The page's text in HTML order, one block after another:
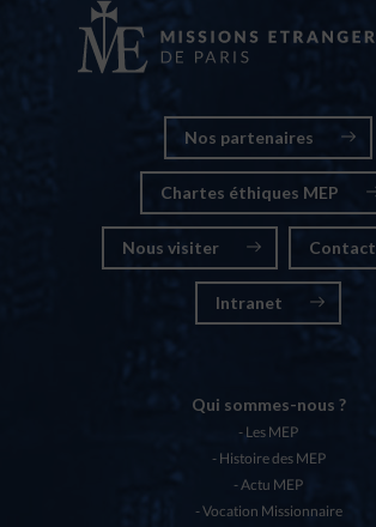
Nos partenaires
Chartes éthiques MEP
Nous visiter Contact
Intranet
Qui sommes-nous ?
Les MEP
Histoire des MEP
Actu MEP
Vocation Missionnaire